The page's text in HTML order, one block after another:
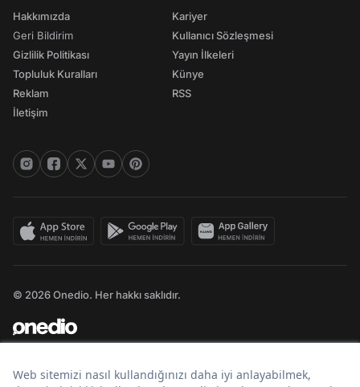
Hakkımızda
Geri Bildirim
Gizlilik Politikası
Topluluk Kuralları
Reklam
İletişim
Kariyer
Kullanıcı Sözleşmesi
Yayın İlkeleri
Künye
RSS
© 2026 Onedio. Her hakkı saklıdır.
Bir markasıdır.